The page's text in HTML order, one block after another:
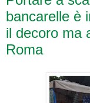
bancarelle è
il decoro ma
Roma